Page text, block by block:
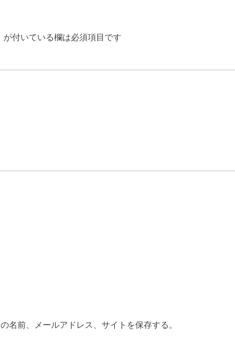
が付いている欄は必須項目です
名前、メールアドレス、サイトを保存する。